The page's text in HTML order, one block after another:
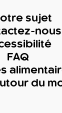
sujet
nous
FAQ
du